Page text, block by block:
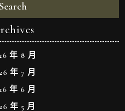
Search
年 8 月
年 7 月
年 6 月
年 5 月